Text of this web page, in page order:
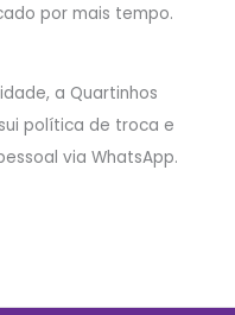
por mais tempo.
a Quartinhos
política de troca e
via WhatsApp.